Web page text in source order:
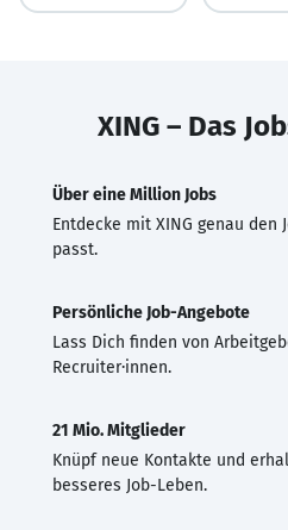
XING – Das
Über eine Million Jobs
Entdecke mit XING genau den
passt.
Persönliche Job-Angebote
Lass Dich finden von
Recruiter·innen.
21 Mio. Mitglieder
Knüpf neue Kontakte und
besseres Job-Leben.